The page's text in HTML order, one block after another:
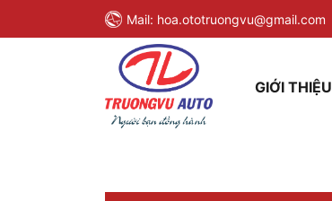
Mail: hoa.ototruongvu@gmail.com
GIỚI THIỆU